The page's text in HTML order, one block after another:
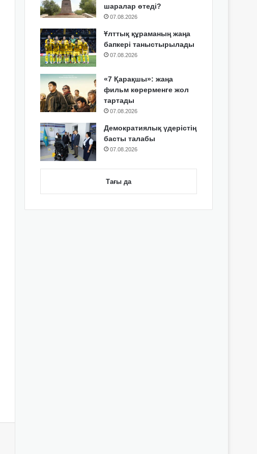
шаралар өтеді?
07.08.2026
Ұлттық құраманың жаңа
бапкері таныстырылады
07.08.2026
«7 Қарақшы»: жаңа
фильм көрерменге жол
тартады
07.08.2026
Демократиялық үдерістің
басты талабы
07.08.2026
Тағы да